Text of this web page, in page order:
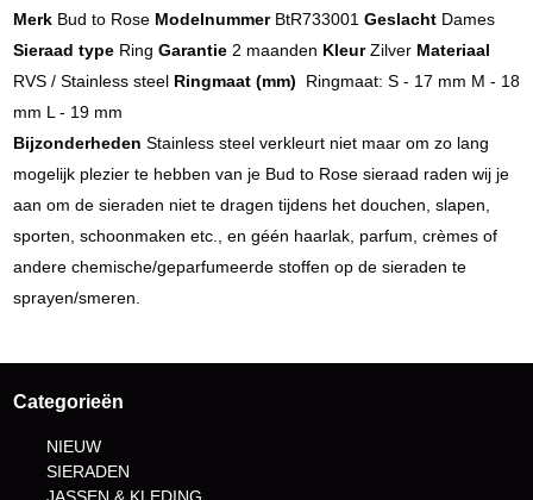
MerkBud to Rose ModelnummerBtR733001 GeslachtDames
Sieraad typeRing Garantie 2 maanden KleurZilver Materiaal
RVS / Stainless steel Ringmaat (mm) Ringmaat: S - 17 mm M - 18
mm L - 19 mm
Bijzonderheden Stainless steel verkleurt niet maar om zo lang
mogelijk plezier te hebben van je Bud to Rose sieraad raden wij je
aan om de sieraden niet te dragen tijdens het douchen, slapen,
sporten, schoonmaken etc., en géén haarlak, parfum, crèmes of
andere chemische/geparfumeerde stoffen op de sieraden te
sprayen/smeren.
Categorieën
NIEUW
SIERADEN